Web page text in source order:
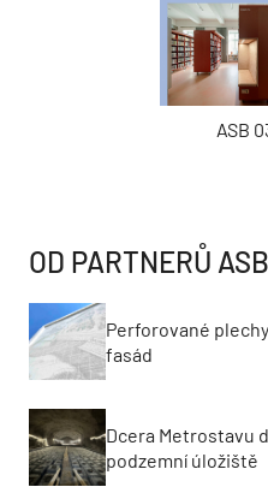
ASB
OD PARTNERŮ ASB
Perforované
fasád
Dcera Metrostavu
podzemní úložiště